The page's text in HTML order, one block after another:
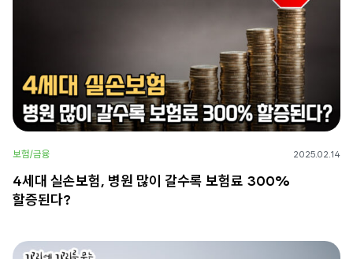
보험/금융 2025.02.14
4세대 실손보험, 병원 많이 갈수록 보험료 300%
할증된다?